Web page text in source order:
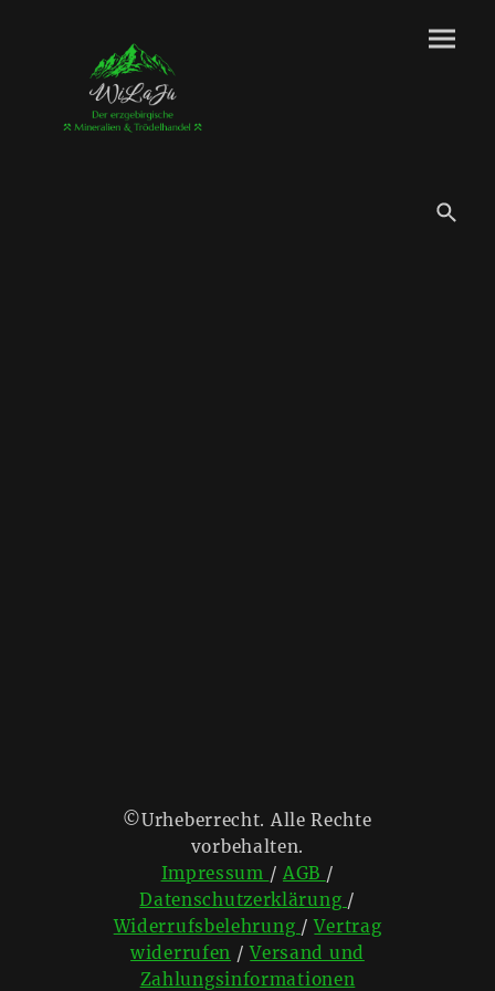
©Urheberrecht. Alle Rechte
vorbehalten.
Impressum / AGB /
Datenschutzerklärung /
Widerrufsbelehrung /Vertrag
widerrufen /Versand und
Zahlungsinformationen